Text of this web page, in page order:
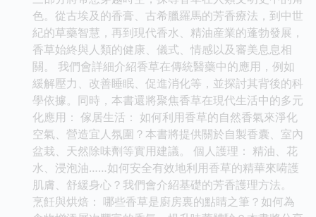
色。從古埃及的香膏、古希臘羅馬的芳香療法，到中世
紀的草藥智慧，再到現代香水、精油産業的蓬勃發展，
香草始終與人類的健康、儀式、情感以及審美息息相
關。 我們會詳細介紹香草在傳統醫藥中的應用，例如
緩解壓力、改善睡眠、促進消化等，並探討其背後的科
學依據。同時，本書還將聚焦香草在現代生活中的多元
化應用： 傢居生活： 如何利用香草的自然香氣來淨化
空氣、營造宜人氛圍？本書將提供關於自製香囊、室內
盆栽、天然除味劑等實用建議。 個人護理： 精油、花
水、浸泡油……如何安全有效地利用香草的精華來嗬護
肌膚、舒緩身心？我們會介紹基礎的芳香護理方法。
烹飪與烘焙： 哪些香草是廚房裏的點睛之筆？如何為